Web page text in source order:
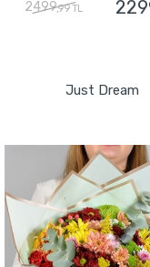
2499,99 TL
Just Dream